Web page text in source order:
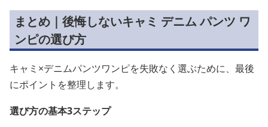
まとめ｜後悔しないキャミ デニム パンツ ワ
ンピの選び方
キャミ×デニムパンツワンピを失敗なく選ぶために、最後
にポイントを整理します。
選び方の基本3ステップ